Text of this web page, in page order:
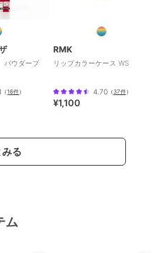
パウダーブ
（16件）
RMK
リップカラーケース WS
4.70（37件）
¥1,100
みる
ム